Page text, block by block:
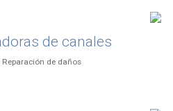
de canales
Reparación de daños